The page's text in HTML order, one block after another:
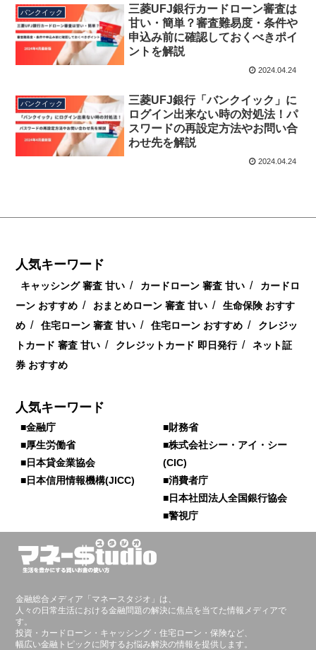
バンクイック
三菱UFJ銀行カードローン審査は
甘い・簡単？審査難易度・条件や
申込み前に確認しておくべきポイ
ントを解説
2024.04.24
バンクイック
三菱UFJ銀行「バンクイック」に
ログイン出来ない時の対処法！パ
スワードの再設定方法やお問い合
わせ先を解説
2024.04.24
人気キーワード
キャッシング 審査 甘い / カードローン 審査 甘い /
カードロ
ーン おすすめ / おまとめローン 審査 甘い /
生命保険 おすす
め / 住宅ローン 審査 甘い / 住宅ローン おすすめ /
クレジッ
トカード 審査 甘い / クレジットカード 即日発行 /
ネット証
券 おすすめ
人気キーワード
■金融庁
■厚生労働省
■日本貸金業協会
■日本信用情報機構(JICC)
■財務省
■株式会社シー・アイ・シー
(CIC)
■消費者庁
■日本社団法人全国銀行協会
■警視庁
金融総合メディア「マネースタジオ」は、
人々の日常生活における金融問題の解決に焦点を当てた情報メディアで
す。
投資・カードローン・キャッシング・住宅ローン・保険など、
幅広い金融トピックに関するお悩み解決の情報を提供します。